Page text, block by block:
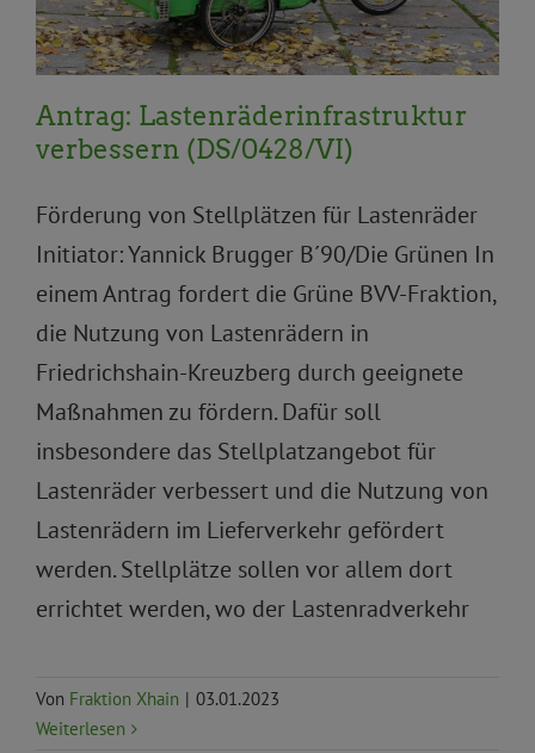
Antrag: Lastenräderinfrastruktur
verbessern (DS/0428/VI)
Förderung von Stellplätzen für Lastenräder
Initiator: Yannick Brugger B´90/Die Grünen In
einem Antrag fordert die Grüne BVV-Fraktion,
die Nutzung von Lastenrädern in
Friedrichshain-Kreuzberg durch geeignete
Maßnahmen zu fördern. Dafür soll
insbesondere das Stellplatzangebot für
Lastenräder verbessert und die Nutzung von
Lastenrädern im Lieferverkehr gefördert
werden. Stellplätze sollen vor allem dort
errichtet werden, wo der Lastenradverkehr
Von Fraktion Xhain | 03.01.2023
Weiterlesen